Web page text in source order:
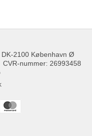
DK-2100 København Ø
CVR-nummer: 26993458